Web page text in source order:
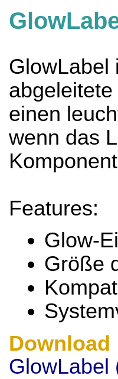
GlowLabel
einen
wenn das
Features:
Glow-
Größe
Download
GlowLabel